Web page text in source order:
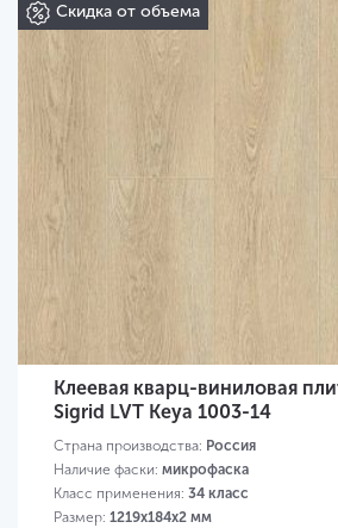
Скидка от объема
Клеевая кварц-виниловая
Sigrid LVT Keya 1003-14
Страна производства: Россия
Наличие фаски: микрофаска
Класс применения: 34 класс
Размер: 1219х184х2 мм